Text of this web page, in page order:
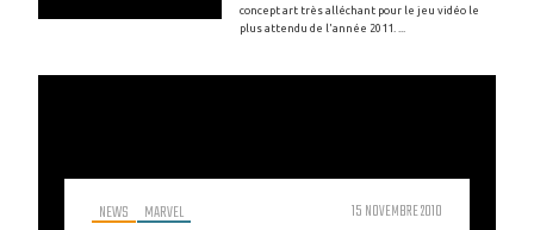
concept art très alléchant pour le jeu vidéo le
plus attendu de l'année 2011. ...
NEWS MARVEL 15 NOVEMBRE 2010